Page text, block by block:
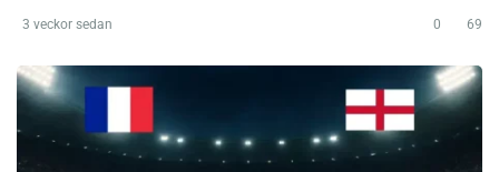
3 veckor sedan 0 69